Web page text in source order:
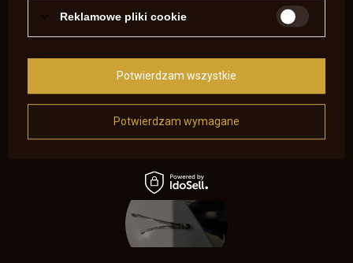
0
Reklamowe pliki cookie
Potwierdzam wymagane
Potwierdzam wszystkie